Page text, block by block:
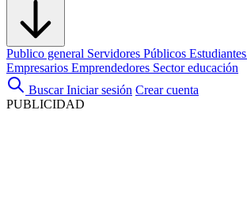
Publico general Servidores Públicos Estudiantes
Empresarios Emprendedores Sector educación
Buscar Iniciar sesión Crear cuenta
PUBLICIDAD